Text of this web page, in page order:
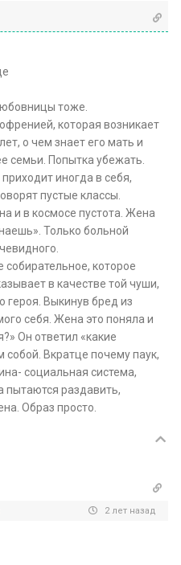
тоже.
которая возникает
о чем знает его мать и
семьи. Попытка убежать.
иногда в себя,
пустые классы.
и в космосе пустота. Жена
Только больной
которое
в качестве той чуши,
героя. Выкинув бред из
себя. Жена это поняла и
Он ответил «какие
собой. Вкратце почему паук,
социальная система,
пытаются раздавить,
Образ просто.
2 лет назад